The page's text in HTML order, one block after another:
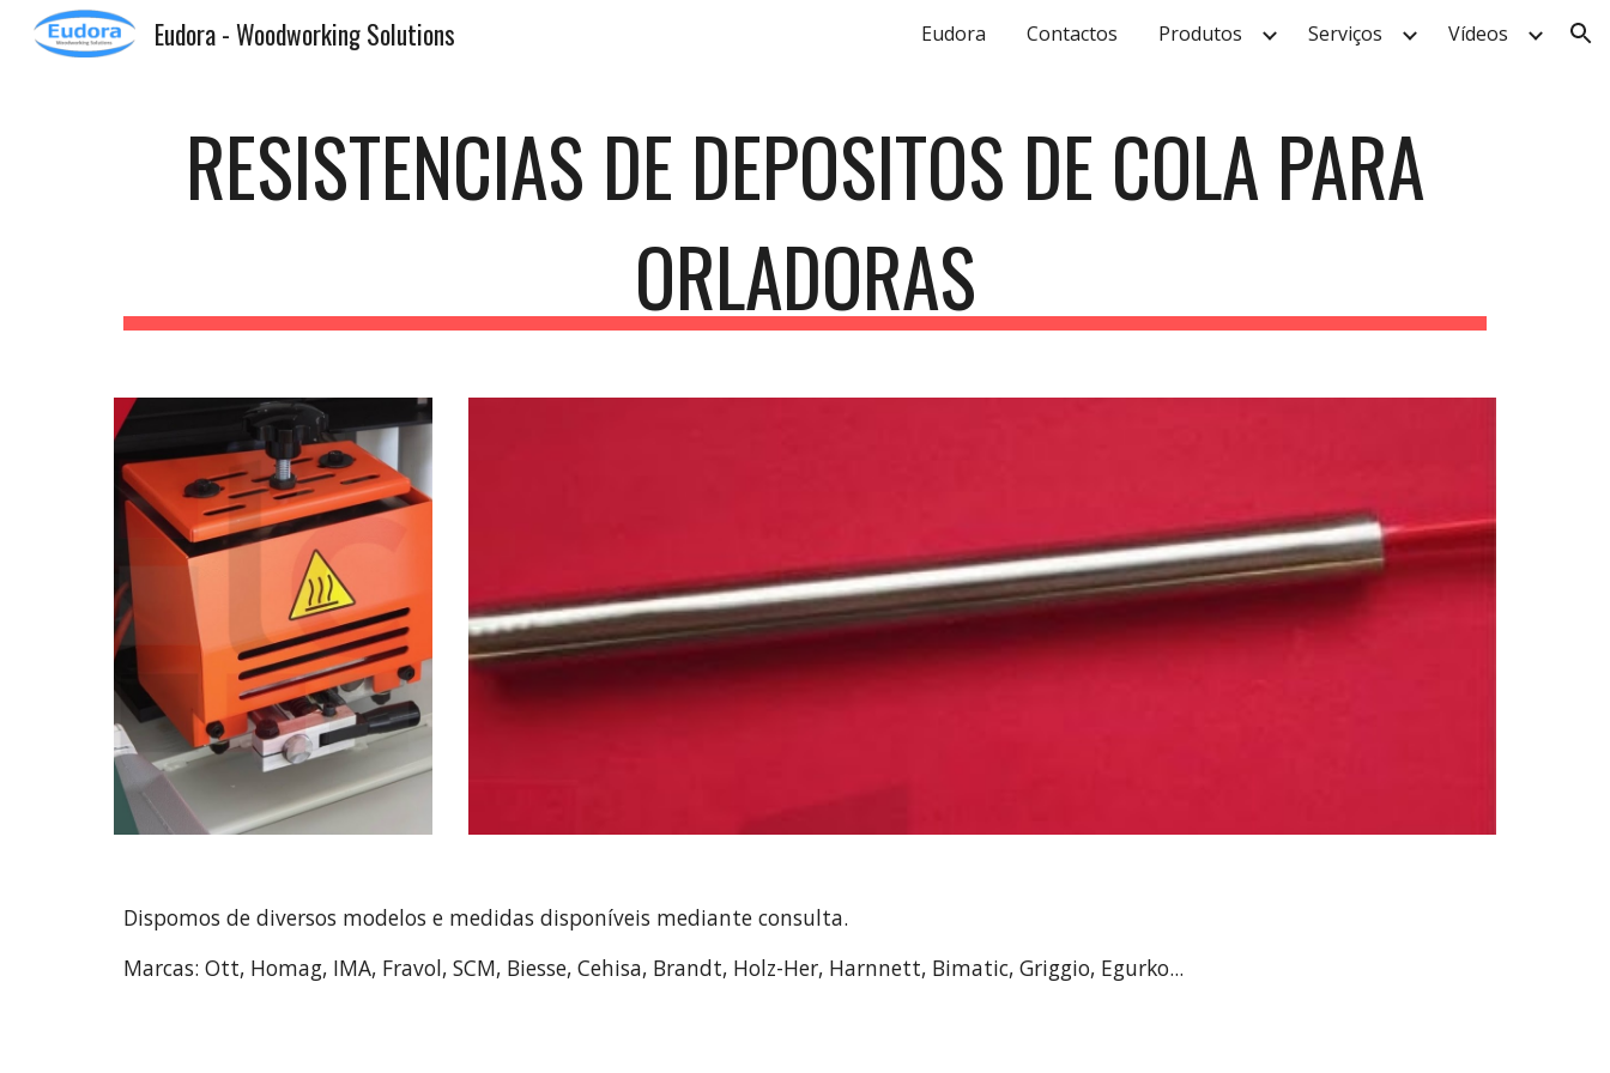
Skip to navigation
Eudora - Woodworking Solutions Eudora Contactos Produtos Serviços Vídeos
RESISTENCIAS DE DEPOSITOS DE COLA PARA
ORLADORAS
Dispomos de diversos modelos e medidas disponíveis mediante consulta.
Marcas: Ott, Homag, IMA, Fravol, SCM, Biesse, Cehisa, Brandt, Holz-Her, Harnnett, Bimatic, Griggio, Egurko...